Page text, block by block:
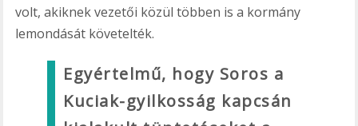
volt, akiknek vezetői közül többen is a kormány
lemondását követelték.
Egyértelmű, hogy Soros a
Kuciak-gyilkosság kapcsán